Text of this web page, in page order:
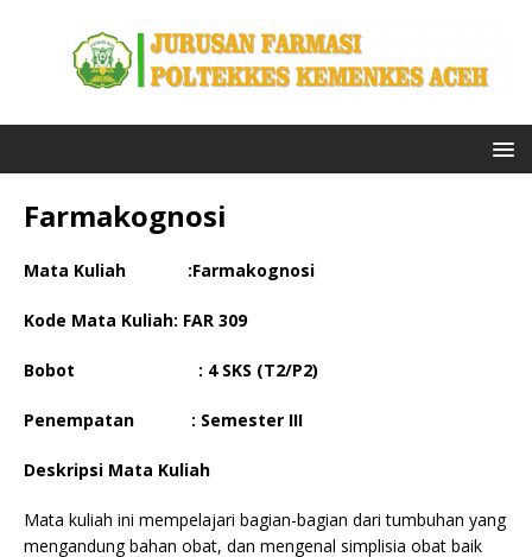
Farmakognosi
Mata Kuliah :Farmakognosi
Kode Mata Kuliah: FAR 309
Bobot : 4 SKS (T2/P2)
Penempatan : Semester III
Deskripsi Mata Kuliah
Mata kuliah ini mempelajari bagian-bagian dari tumbuhan yang
mengandung bahan obat, dan mengenal simplisia obat baik